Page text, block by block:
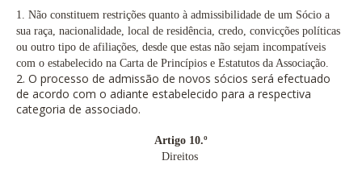
1. Não constituem restrições quanto à admissibilidade de um Sócio a
sua raça, nacionalidade, local de residência, credo, convicções políticas
ou outro tipo de afiliações, desde que estas não sejam incompatíveis
com o estabelecido na Carta de Princípios e Estatutos da Associação.
2. O processo de admissão de novos sócios será efectuado
de acordo com o adiante estabelecido para a respectiva
categoria de associado.
Artigo 10.º
Direitos